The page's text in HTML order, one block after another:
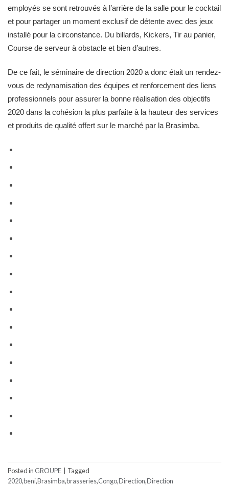
employés se sont retrouvés à l’arrière de la salle pour le cocktail
et pour partager un moment exclusif de détente avec des jeux
installé pour la circonstance. Du billards, Kickers, Tir au panier,
Course de serveur à obstacle et bien d’autres.
De ce fait, le séminaire de direction 2020 a donc était un rendez-
vous de redynamisation des équipes et renforcement des liens
professionnels pour assurer la bonne réalisation des objectifs
2020 dans la cohésion la plus parfaite à la hauteur des services
et produits de qualité offert sur le marché par la Brasimba.
Posted in GROUPE
Tagged
2020,beni,Brasimba,brasseries,Congo,Direction,Direction